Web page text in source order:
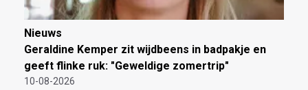
Nieuws
Geraldine Kemper zit wijdbeens in badpakje en
geeft flinke ruk: "Geweldige zomertrip"
10-08-2026